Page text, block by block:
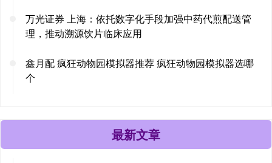
万光证券 上海：依托数字化手段加强中药代煎配送管
理，推动溯源饮片临床应用
鑫月配 疯狂动物园模拟器推荐 疯狂动物园模拟器选哪
个
最新文章